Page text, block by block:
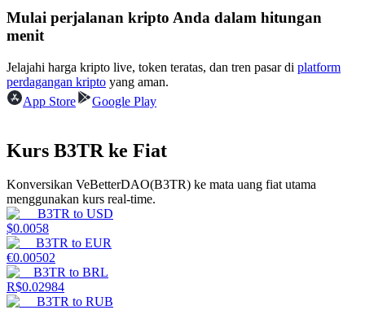
Pelajari cara untuk tetap menghasilkan keuntungan
Menghasilkan
Mulai perjalanan kripto Anda dalam hitungan
menit
Jelajahi harga kripto live, token teratas, dan tren pasar di platform
perdagangan kripto yang aman.
App Store
Google Play
Kurs B3TR ke Fiat
Konversikan VeBetterDAO(B3TR) ke mata uang fiat utama
menggunakan kurs real-time.
B3TR to USD
$0.0058
B3TR to EUR
€0.00502
B3TR to BRL
R$0.02984
B3TR to RUB